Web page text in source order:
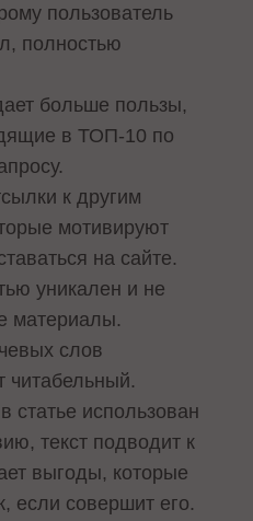
пользователь
полностью
больше пользы,
в ТОП-10 по
к другим
мотивируют
на сайте.
уникален и не
материалы.
слов
читабельный.
статье использован
текст подводит к
выгоды, которые
если совершит его.